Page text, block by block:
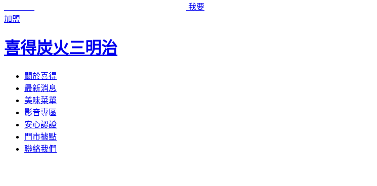
我要
加盟
喜得炭火三明治
關於喜得
最新消息
美味菜單
影音專區
安心認證
門市據點
聯絡我們